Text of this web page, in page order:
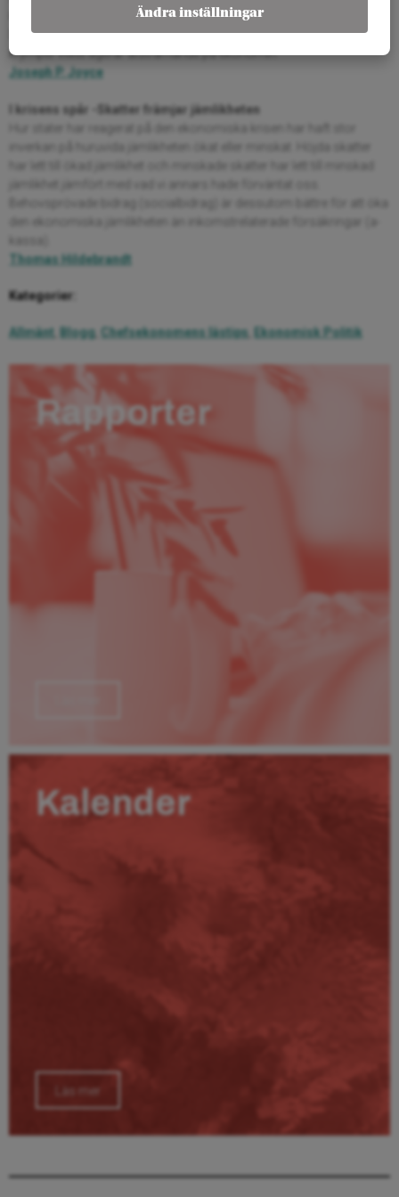
konjunkturläge och i fallet för osäkra ekonomier i utländsk valuta.
Detta lägger en konstant eller växande kostnad när ekonomin
krymper vilket agerar åtstramande på ekonomin.
Joseph P. Joyce
I krisens spår -Skatter främjar jämlikheten
Thomas Hildebrandt
Kategorier:
Allmänt Blogg, Chefsekonomens lästips Ekonomisk Politik
Rapporter
Kalender
Läs mer
Ändra inställningar